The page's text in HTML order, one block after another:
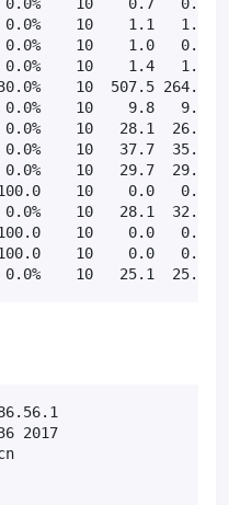
10    1.1   1.1
10    1.0   0.9
10    1.4   1.3
10  507.5 264.3
10    9.8   9.9
10   28.1  26.9
10   37.7  35.3
0.0%    10   29.7  29.7
10    0.0   0.0
10   28.1  32.0
10    0.0   0.0
10    0.0   0.0
10   25.1  25.2
2017